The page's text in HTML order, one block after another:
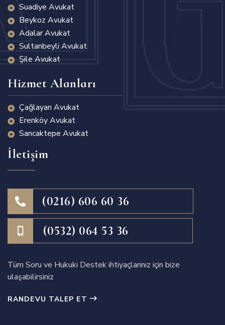
Suadiye Avukat
Beykoz Avukat
Adalar Avukat
Sultanbeyli Avukat
Şile Avukat
Hizmet Alanları
Çağlayan Avukat
Erenköy Avukat
Sancaktepe Avukat
İletişim
(0216) 606 60 36
(0532) 064 53 36
Tüm Soru ve Hukuki Destek ihtiyaçlarınız için bize
ulaşabilirsiniz
RANDEVU TALEP ET